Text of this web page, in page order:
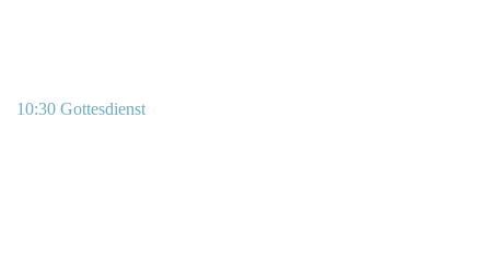
10:30 Gottesdienst